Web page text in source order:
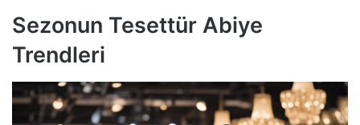
Sezonun Tesettür Abiye
Trendleri